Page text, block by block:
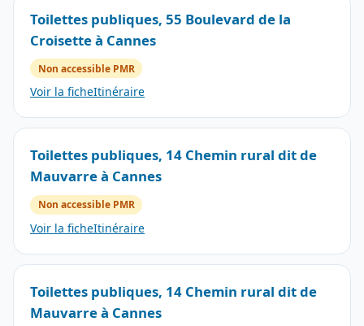
Toilettes publiques, 55 Boulevard de la
Croisette à Cannes
Non accessible PMR
Voir la ficheItinéraire
Toilettes publiques, 14 Chemin rural dit de
Mauvarre à Cannes
Non accessible PMR
Voir la ficheItinéraire
Toilettes publiques, 14 Chemin rural dit de
Mauvarre à Cannes